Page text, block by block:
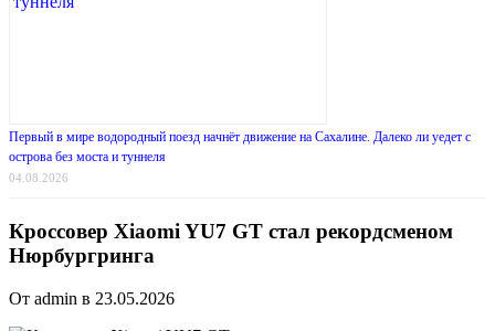
Первый в мире водородный поезд начнёт движение на Сахалине. Далеко ли уедет с
острова без моста и туннеля
04.08.2026
Кроссовер Xiaomi YU7 GT стал рекордсменом
Нюрбургринга
От admin в 23.05.2026